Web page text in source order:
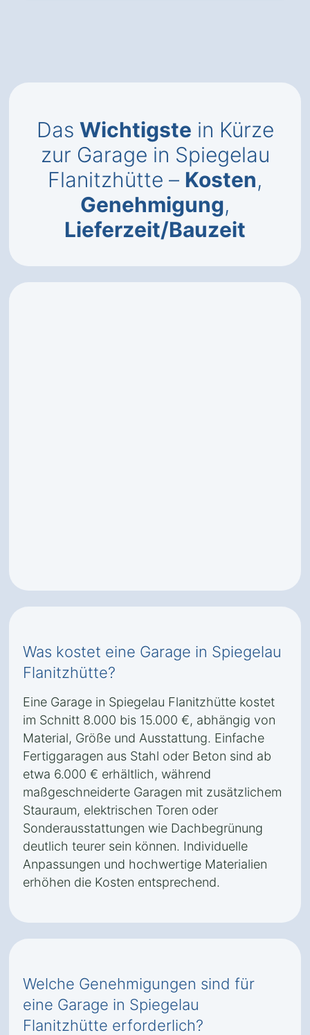
Das Wichtigste in Kürze
zur Garage in Spiegelau
Flanitzhütte – Kosten,
Genehmigung,
Lieferzeit/Bauzeit
Was kostet eine Garage in Spiegelau
Flanitzhütte?
Eine Garage in Spiegelau Flanitzhütte kostet
im Schnitt 8.000 bis 15.000 €, abhängig von
Material, Größe und Ausstattung. Einfache
Fertiggaragen aus Stahl oder Beton sind ab
etwa 6.000 € erhältlich, während
maßgeschneiderte Garagen mit zusätzlichem
Stauraum, elektrischen Toren oder
Sonderausstattungen wie Dachbegrünung
deutlich teurer sein können. Individuelle
Anpassungen und hochwertige Materialien
erhöhen die Kosten entsprechend.
Welche Genehmigungen sind für
eine Garage in Spiegelau
Flanitzhütte erforderlich?